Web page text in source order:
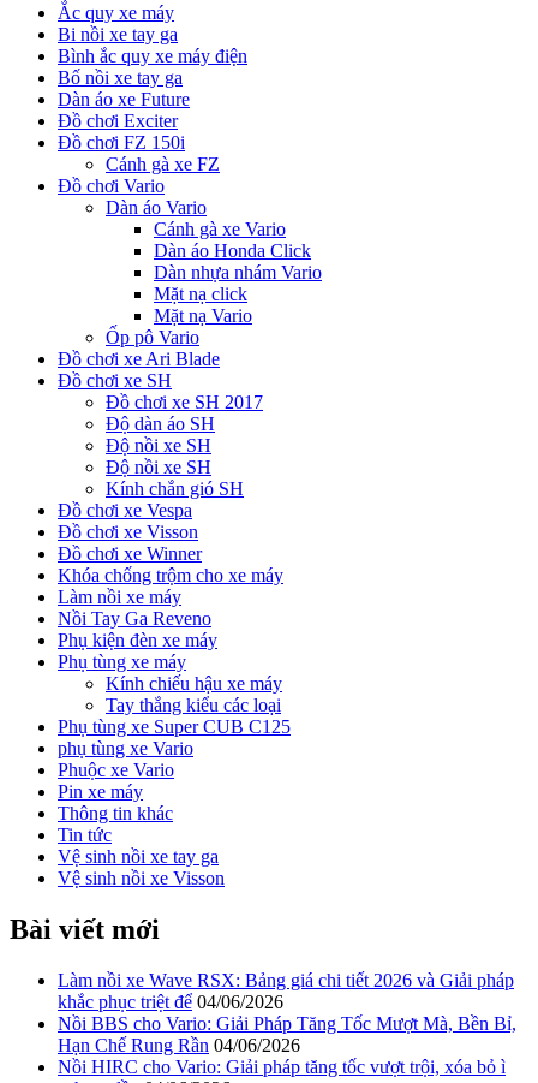
Ắc quy xe máy
Bi nồi xe tay ga
Bình ắc quy xe máy điện
Bố nồi xe tay ga
Dàn áo xe Future
Đồ chơi Exciter
Đồ chơi FZ 150i
Cánh gà xe FZ
Đồ chơi Vario
Dàn áo Vario
Cánh gà xe Vario
Dàn áo Honda Click
Dàn nhựa nhám Vario
Mặt nạ click
Mặt nạ Vario
Ốp pô Vario
Đồ chơi xe Ari Blade
Đồ chơi xe SH
Đồ chơi xe SH 2017
Độ dàn áo SH
Độ nồi xe SH
Độ nồi xe SH
Kính chắn gió SH
Đồ chơi xe Vespa
Đồ chơi xe Visson
Đồ chơi xe Winner
Khóa chống trộm cho xe máy
Làm nồi xe máy
Nồi Tay Ga Reveno
Phụ kiện đèn xe máy
Phụ tùng xe máy
Kính chiếu hậu xe máy
Tay thắng kiểu các loại
Phụ tùng xe Super CUB C125
phụ tùng xe Vario
Phuộc xe Vario
Pin xe máy
Thông tin khác
Tin tức
Vệ sinh nồi xe tay ga
Vệ sinh nồi xe Visson
Bài viết mới
Làm nồi xe Wave RSX: Bảng giá chi tiết 2026 và Giải pháp
khắc phục triệt để 04/06/2026
Nồi BBS cho Vario: Giải Pháp Tăng Tốc Mượt Mà, Bền Bỉ,
Hạn Chế Rung Rần 04/06/2026
Nồi HIRC cho Vario: Giải pháp tăng tốc vượt trội, xóa bỏ ì